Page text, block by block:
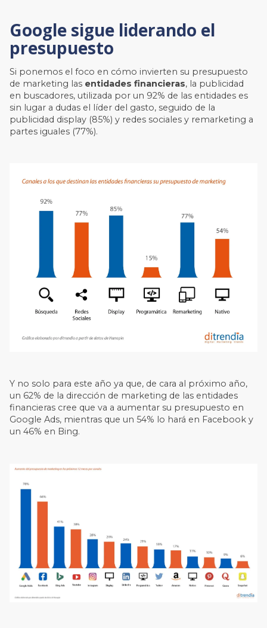
Google sigue liderando el
presupuesto
Si ponemos el foco en cómo invierten su presupuesto
de marketing las entidades financieras, la publicidad
en buscadores, utilizada por un 92% de las entidades es
sin lugar a dudas el líder del gasto, seguido de la
publicidad display (85%) y redes sociales y remarketing a
partes iguales (77%).
Y no solo para este año ya que, de cara al próximo año,
un 62% de la dirección de marketing de las entidades
financieras cree que va a aumentar su presupuesto en
Google Ads, mientras que un 54% lo hará en Facebook y
un 46% en Bing.